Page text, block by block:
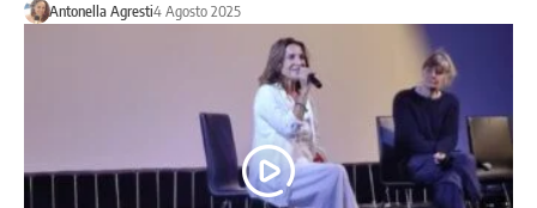
Antonella Agresti4 Agosto 2025